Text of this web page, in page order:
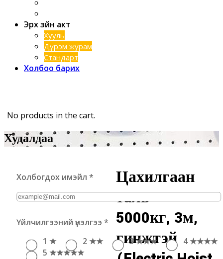
Эрх зүйн акт
Хууль
Дүрэм журам
Стандарт
Холбоо барих
No products in the cart.
Худалдаа
Цахилгаан
таль –
5000кг, 3м,
гинжтэй
Холбогдох имэйл *
Үйлчилгээний үнэлгээ *
1 ★
2 ★★ 3 ★★★
4 ★★★★
5 ★★★★★